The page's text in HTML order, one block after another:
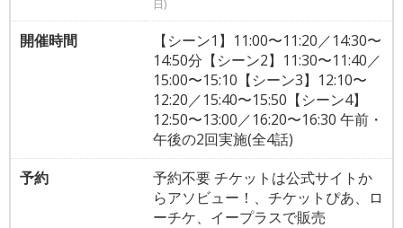
日)
開催時間
【シーン1】11:00〜11:20／14:30〜
14:50分【シーン2】11:30〜11:40／
15:00〜15:10【シーン3】12:10〜
12:20／15:40〜15:50【シーン4】
12:50〜13:00／16:20〜16:30 午前・
午後の2回実施(全4話)
予約
予約不要 チケットは公式サイトか
らアソビュー！、チケットぴあ、ロ
ーチケ、イープラスで販売